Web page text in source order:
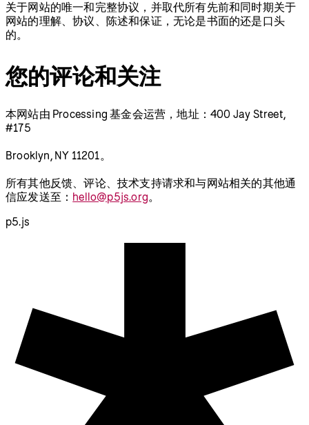
关于网站的唯一和完整协议，并取代所有先前和同时期关于
网站的理解、协议、陈述和保证，无论是书面的还是口头
的。
您的评论和关注
本网站由 Processing 基金会运营，地址：400 Jay Street,
#175
Brooklyn, NY 11201。
所有其他反馈、评论、技术支持请求和与网站相关的其他通
信应发送至： hello@p5js.org
p5.js